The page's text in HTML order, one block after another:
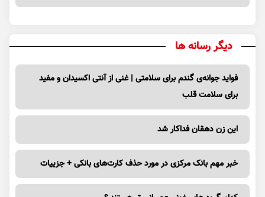
دیگر رسانه ها
فواید جوانه‌ی گندم برای سلامتی | غنی از آنتی اکسیدان و مفید
برای سلامت قلب
این زن دهقان فداکار شد
خبر مهم بانک مرکزی در مورد حذف کارت‌های بانکی + جزییات